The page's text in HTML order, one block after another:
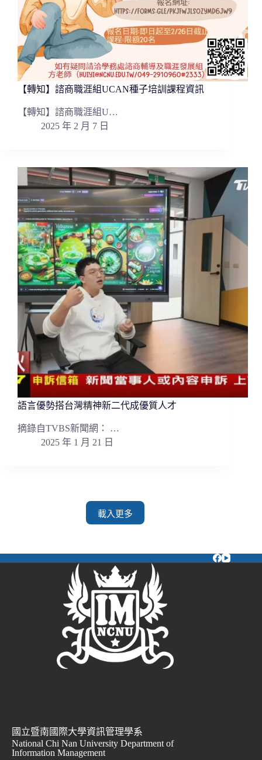
【轉知】諮商職涯組UCAN種子培訓課程資訊
【轉知】諮商職涯組U…
2025 年 2 月 7 日
語言優勢搭台灣精神新二代成優質人才
摘錄自TVBS新聞網： …
2025 年 1 月 21 日
載入更多
國立暨南國際大學資訊管理學系
National Chi Nan University Department of
Information Management